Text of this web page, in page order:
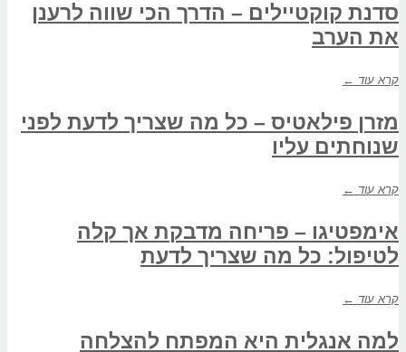
סדנת קוקטיילים – הדרך הכי שווה לרענן
את הערב
קרא עוד ←
מזרן פילאטיס – כל מה שצריך לדעת לפני
שנוחתים עליו
קרא עוד ←
אימפטיגו – פריחה מדבקת אך קלה
לטיפול: כל מה שצריך לדעת
קרא עוד ←
למה אנגלית היא המפתח להצלחה